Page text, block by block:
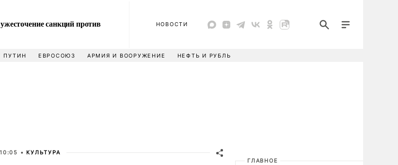
санкций против
НОВОСТИ
ПУТИН ЕВРОСОЮЗ АРМИЯ И ВООРУЖЕНИЕ НЕФТЬ И РУБЛЬ
• КУЛЬТУРА
ГЛАВНОЕ